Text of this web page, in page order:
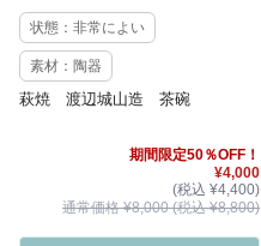
状態：非常によい
素材：陶器
萩焼 渡辺城山造 茶碗
期間限定50％OFF！
¥4,000
(税込 ¥4,400)
通常価格 ¥8,000 (税込 ¥8,800)